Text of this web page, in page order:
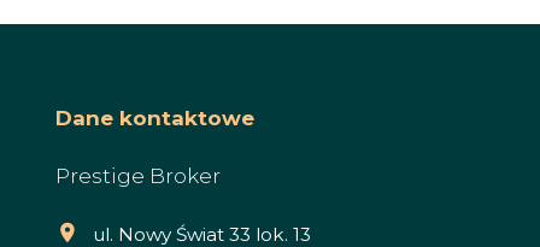
Dane kontaktowe
Prestige Broker
ul. Nowy Świat 33 lok. 13